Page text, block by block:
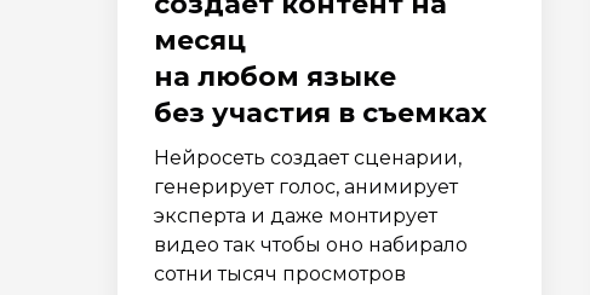
месяц
на любом языке
без участия в съемках
Нейросеть создает сценарии,
генерирует голос, анимирует
эксперта и даже монтирует
видео так чтобы оно набирало
сотни тысяч просмотров